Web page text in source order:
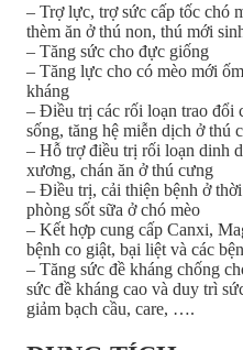
– Trợ lực, trợ sức cấp tốc chó
thèm ăn ở thú non, thú mới
– Tăng sức cho đực giống
– Tăng lực cho có mèo mới
kháng
– Điều trị các rối loạn trao đổi
sống, tăng hệ miễn dịch ở thú
– Hỗ trợ điều trị rối loạn dinh
xương, chán ăn ở thú cưng
– Điều trị, cải thiện bệnh ở
phòng sốt sữa ở chó mèo
– Kết hợp cung cấp Canxi,
bệnh co giật, bại liệt và các
– Tăng sức đề kháng chống
sức đề kháng cao và duy trì
giảm bạch cầu, care, ….